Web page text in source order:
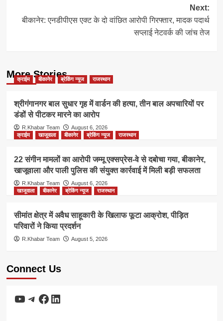
Next:
बीकानेर: एनडीपीएस एक्ट के दो वांछित आरोपी गिरफ्तार, मादक पदार्थ
सप्लाई नेटवर्क की जांच तेज
More Stories
क्राईम बीकानेर ब्रेकिंग न्यूज राजस्थान
श्रीगंगानगर बाल सुधार गृह में वार्डन की हत्या, तीन बाल अपचारियों पर
डंडों से पीटकर मारने का आरोप
R.Khabar Team
August 6, 2026
क्राईम
खाजूवाला बीकानेर ब्रेकिंग न्यूज राजस्थान
22 संगीन मामलों का आरोपी जम्मू एक्सप्रेस-वे से दबोचा गया, बीकानेर,
खाजूवाला और पाली पुलिस की संयुक्त कार्रवाई में मिली बड़ी सफलता
R.Khabar Team
August 6, 2026
खाजूवाला
बीकानेर ब्रेकिंग न्यूज राजस्थान
सीमांत क्षेत्र में अवैध साहूकारी के खिलाफ फूटा आक्रोश, पीड़ित
परिवारों ने किया प्रदर्शन
R.Khabar Team August 5, 2026
Connect Us
YouTube
Telegram
Facebook
LinkedIn